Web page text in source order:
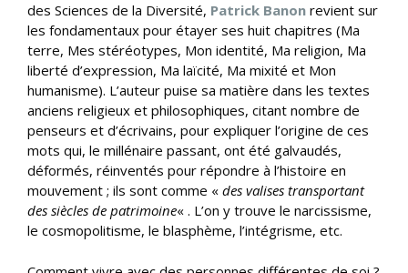
des Sciences de la Diversité, Patrick Banon revient sur
les fondamentaux pour étayer ses huit chapitres (Ma
terre, Mes stéréotypes, Mon identité, Ma religion, Ma
liberté d’expression, Ma laïcité, Ma mixité et Mon
humanisme). L’auteur puise sa matière dans les textes
anciens religieux et philosophiques, citant nombre de
penseurs et d’écrivains, pour expliquer l’origine de ces
mots qui, le millénaire passant, ont été galvaudés,
déformés, réinventés pour répondre à l’histoire en
mouvement ; ils sont comme « des valises transportant
des siècles de patrimoine« . L’on y trouve le narcissisme,
le cosmopolitisme, le blasphème, l’intégrisme, etc.